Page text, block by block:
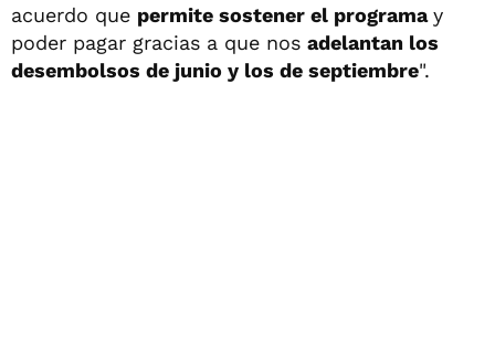
acuerdo que permite sostener el programay
poder pagar gracias a que nos adelantan los
desembolsos de junio y los de septiembre".